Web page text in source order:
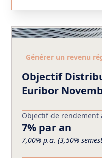
Générer un revenu
Objectif
Euribor
Objectif de rendement
7% par an
7,00% p.a. (3,50%